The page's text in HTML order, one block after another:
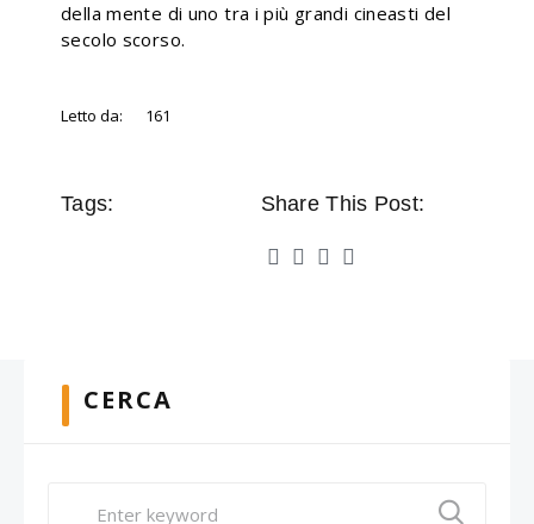
della mente di uno tra i più grandi cineasti del
secolo scorso.
Letto da: 161
Tags: Share This Post:
CERCA